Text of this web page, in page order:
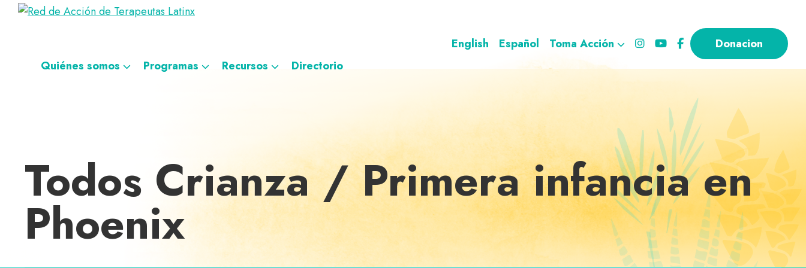
Saltar
navegación
principal
Saltar
Saltar
navegación
Terapeutas
terapeutas
English Español Toma Acción
Donacion
Quiénes somos
Programas Recursos Directorio
Todos Crianza / Primera infancia en
Phoenix